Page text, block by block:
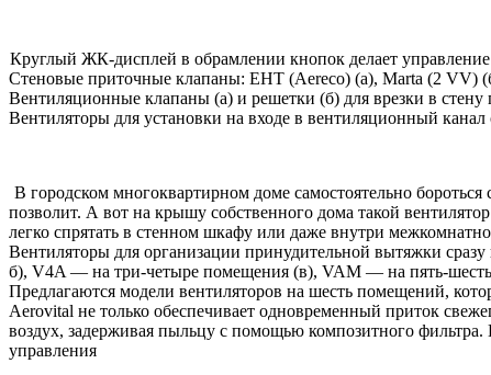
Круглый ЖК-дисплей в обрамлении кнопок делает
Стеновые приточные клапаны: EHT (Aereco) (а), Marta (2 VV)
Вентиляционные клапаны (а) и решетки (б) для врезки в стену
Вентиляторы для установки на входе в вентиляционный
В городском многоквартирном доме самостоятельно
позволит. А вот на крышу собственного дома такой
легко спрятать в стенном шкафу или даже внутри
Вентиляторы для организации принудительной вытяжки
б), V4A — на три-четыре помещения (в), VAM — на пять-
Предлагаются модели вентиляторов на шесть помещений,
Aerovital не только обеспечивает одновременный приток
воздух, задерживая пыльцу с помощью композитного
управления